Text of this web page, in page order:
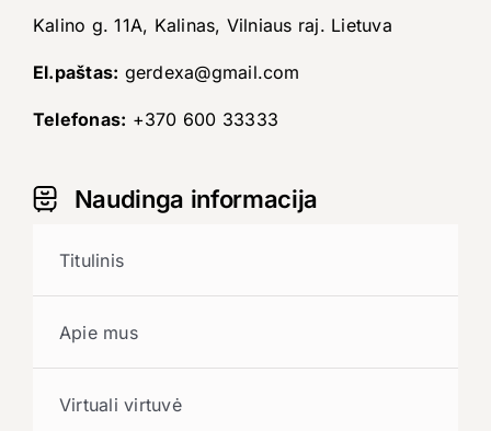
Kalino g. 11A, Kalinas, Vilniaus raj. Lietuva
El.paštas: gerdexa@gmail.com
Telefonas: +370 600 33333
Naudinga informacija
Titulinis
Apie mus
Virtuali virtuvė